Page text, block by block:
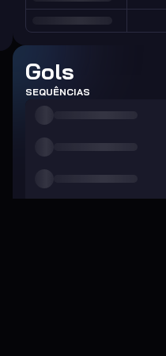
Gols
SEQUÊNCIAS